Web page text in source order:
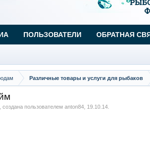
Различные товары и услуги для рыбаков
создана пользователем anton84, 19.10.14.
ПОЛЬЗОВАТЕЛИ ОБРАТНАЯ